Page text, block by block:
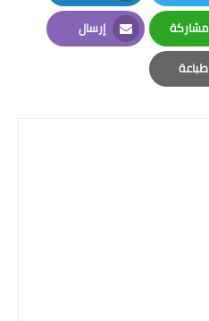
Twitter
LinkedIn
مشاركة
Whatsapp
إرسال
Email
طباعة
Print